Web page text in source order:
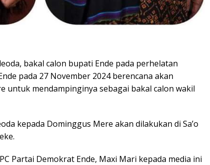
bakal calon bupati Ende pada perhelatan
pada 27 November 2024 berencana akan
untuk mendampinginya sebagai bakal calon wakil
kepada Dominggus Mere akan dilakukan di Sa’o
Partai Demokrat Ende, Maxi Mari kepada media ini